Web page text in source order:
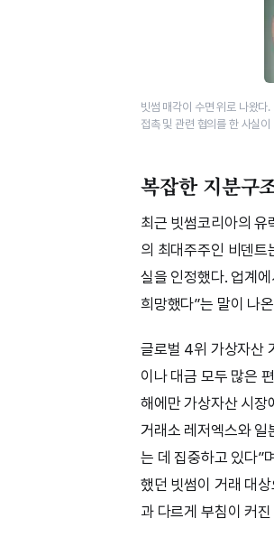
빗썸 매각이 수면 위로 나왔다
접촉 및 관련 협의를 한 사실
복잡한 지분구
최근 빗썸코리아의
의 최대주주인 비덴
실을 인정했다. 업계
희망했다”는 말이 나
글로벌 4위 가상자산
이나 대금 모두 많은
해에만 가상자산 시
거래소 레저엑스와
는 데 집중하고 있다”
했던 빗썸이 거래 대
과 다르게 부침이 커